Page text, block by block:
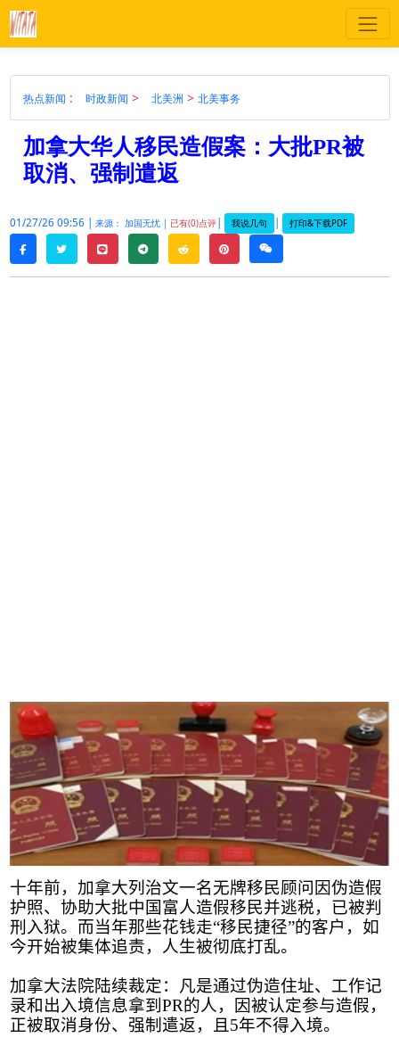
热点新闻 : 时政新闻 > 北美洲 > 北美事务
加拿大华人移民造假案：大批PR被
取消、强制遣返
01/27/26 09:56 | 来源： 加国无忧 | 已有(0)点评| 我说几句 | 打印&下载PDF
facebooktwitterline telegramreddit pinterestweixin
十年前，加拿大列治文一名无牌移民顾问因伪造假
护照、协助大批中国富人造假移民并逃税，已被判
刑入狱。而当年那些花钱走“移民捷径”的客户，如
今开始被集体追责，人生被彻底打乱。
加拿大法院陆续裁定：凡是通过伪造住址、工作记
录和出入境信息拿到 PR的人，因被认定参与造假，
正被取消身份、强制遣返，且5年不得入境。